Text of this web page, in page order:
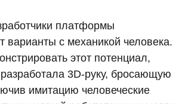
платформы
варианты с механикой человека.
этот потенциал,
3D-руку, бросающую
имитацию человеческие